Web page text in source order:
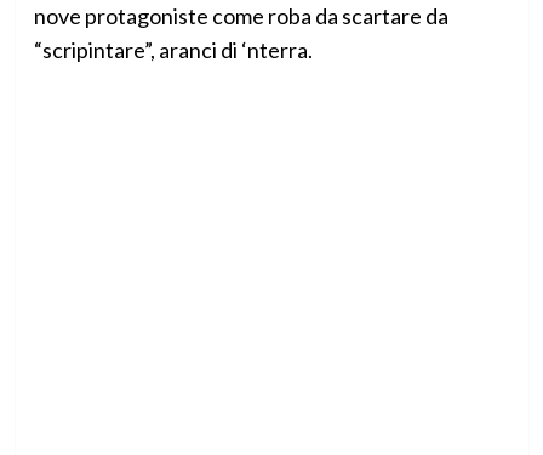
nove protagoniste come roba da scartare da
“scripintare”, aranci di ‘nterra.